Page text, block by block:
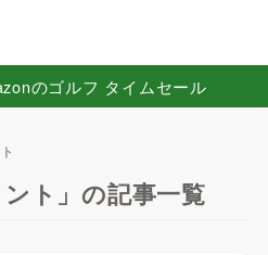
のゴルフ タイムセール
ト」の記事一覧